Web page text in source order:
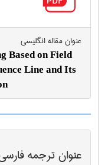
عنوان مقاله انگليسی
Based on Field
Line and Its
عنوان ترجمه